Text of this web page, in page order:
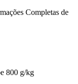
Completas de
800 g/kg